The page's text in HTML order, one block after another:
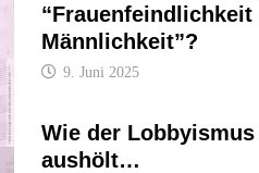
Männlichkeit”?
9. Juni 2025
Wie der
aushölt…